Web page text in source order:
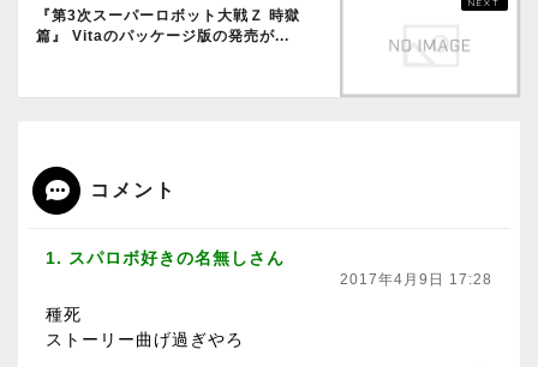
『第3次スーパーロボット大戦Ｚ 時獄
篇』 Vitaのパッケージ版の発売が...
コメント
1. スパロボ好きの名無しさん
2017年4月9日 17:28
種死
ストーリー曲げ過ぎやろ